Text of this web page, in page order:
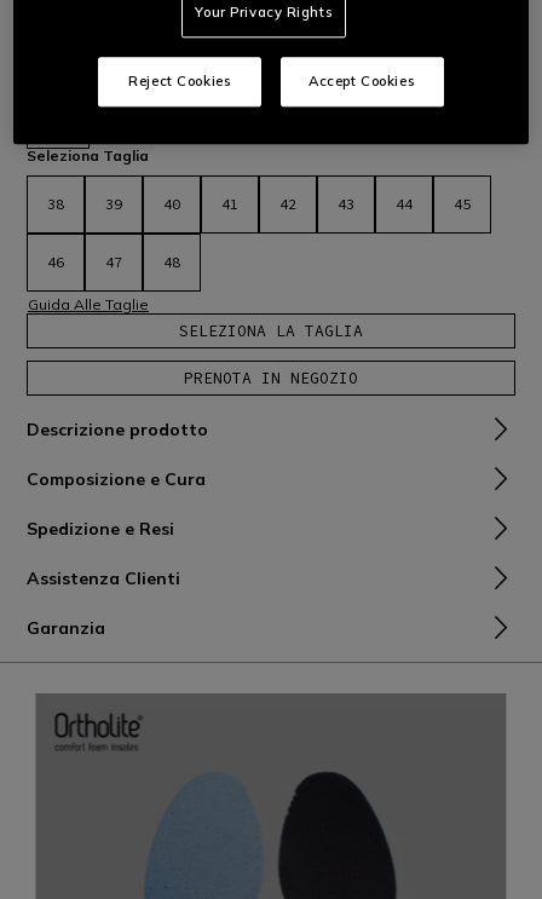
Scarpa da moto comoda, leggera e protettiva con tomaia in
microfibra e membrana waterproof.Leggi di più
selezionato
Seleziona Taglia
38 39 40 41 42 43 44 45
46 47 48
Guida Alle Taglie
SELEZIONA LA TAGLIA
PRENOTA IN NEGOZIO
Descrizione prodotto
Composizione e Cura
Spedizione e Resi
Assistenza Clienti
Garanzia
Your Privacy Rights
Reject Cookies Accept Cookies